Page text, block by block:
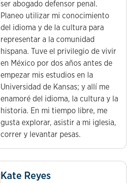
ser abogado defensor penal.
Planeo utilizar mi conocimiento
del idioma y de la cultura para
representar a la comunidad
hispana. Tuve el privilegio de vivir
en México por dos años antes de
empezar mis estudios en la
Universidad de Kansas; y allí me
enamoré del idioma, la cultura y la
historia. En mi tiempo libre, me
gusta explorar, asistir a mi iglesia,
correr y levantar pesas.
Kate Reyes